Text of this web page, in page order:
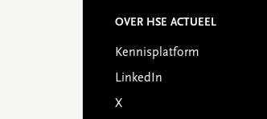
Interactions
Footer
OVER HSE ACTUEEL
Kennisplatform
LinkedIn
X